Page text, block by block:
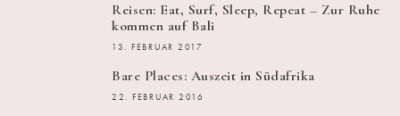
Reisen: Eat, Surf, Sleep, Repeat – Zur Ruhe
kommen auf Bali
13. FEBRUAR 2017
Bare Places: Auszeit in Südafrika
22. FEBRUAR 2016